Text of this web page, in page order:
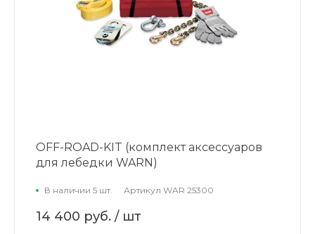
OFF-ROAD-KIT (комплект аксессуаров
для лебедки WARN)
В наличии 5 шт. Артикул WAR 25300
14 400 руб. / шт